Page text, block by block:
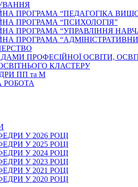
ПРОГРАМА “ПЕДАГОГІКА
ПРОГРАМА “ПСИХОЛОГІЯ”
ПРОГРАМА “УПРАВЛІННЯ
ПРОГРАМА
ПРОФЕСІЙНОЇ ОСВІТИ,
КЛАСТЕРУ
ПП та М
РОБОТА
У 2026 РОЦІ
У 2025 РОЦІ
У 2024 РОЦІ
У 2023 РОЦІ
У 2021 РОЦІ
У 2020 РОЦІ